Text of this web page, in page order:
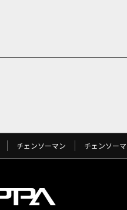
チェンソーマン チェンソー